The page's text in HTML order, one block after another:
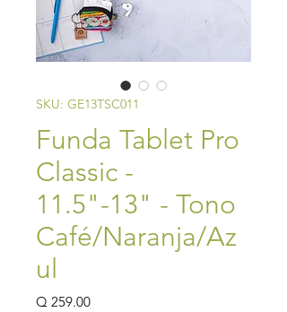
SKU: GE13TSC011
Funda Tablet Pro
Classic -
11.5"-13" - Tono
Café/Naranja/Az
ul
Q 259.00Precio